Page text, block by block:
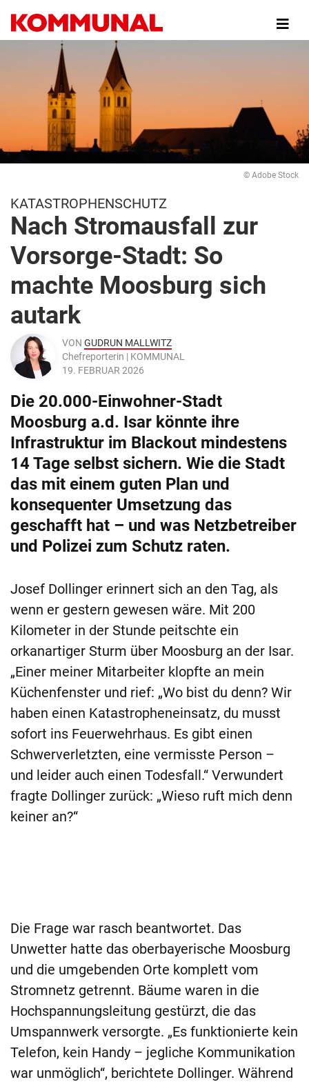
zum
Inhalt
© Adobe Stock
KATASTROPHENSCHUTZ
Nach Stromausfall zur
Vorsorge-Stadt: So
machte Moosburg sich
autark
VON GUDRUN MALLWITZ
Chefreporterin | KOMMUNAL
19. FEBRUAR 2026
Die 20.000-Einwohner-Stadt
Moosburg a.d. Isar könnte ihre
Infrastruktur im Blackout mindestens
14 Tage selbst sichern. Wie die Stadt
das mit einem guten Plan und
konsequenter Umsetzung das
geschafft hat – und was Netzbetreiber
und Polizei zum Schutz raten.
Josef Dollinger erinnert sich an den Tag, als
wenn er gestern gewesen wäre. Mit 200
Kilometer in der Stunde peitschte ein
orkanartiger Sturm über Moosburg an der Isar.
„Einer meiner Mitarbeiter klopfte an mein
Küchenfenster und rief: „Wo bist du denn? Wir
haben einen Katastropheneinsatz, du musst
sofort ins Feuerwehrhaus. Es gibt einen
Schwerverletzten, eine vermisste Person –
und leider auch einen Todesfall.“ Verwundert
fragte Dollinger zurück: „Wieso ruft mich denn
keiner an?“
Die Frage war rasch beantwortet. Das
Unwetter hatte das oberbayerische Moosburg
und die umgebenden Orte komplett vom
Stromnetz getrennt. Bäume waren in die
Hochspannungsleitung gestürzt, die das
Umspannwerk versorgte. „Es funktionierte kein
Telefon, kein Handy – jegliche Kommunikation
war unmöglich“, berichtete Dollinger. Während